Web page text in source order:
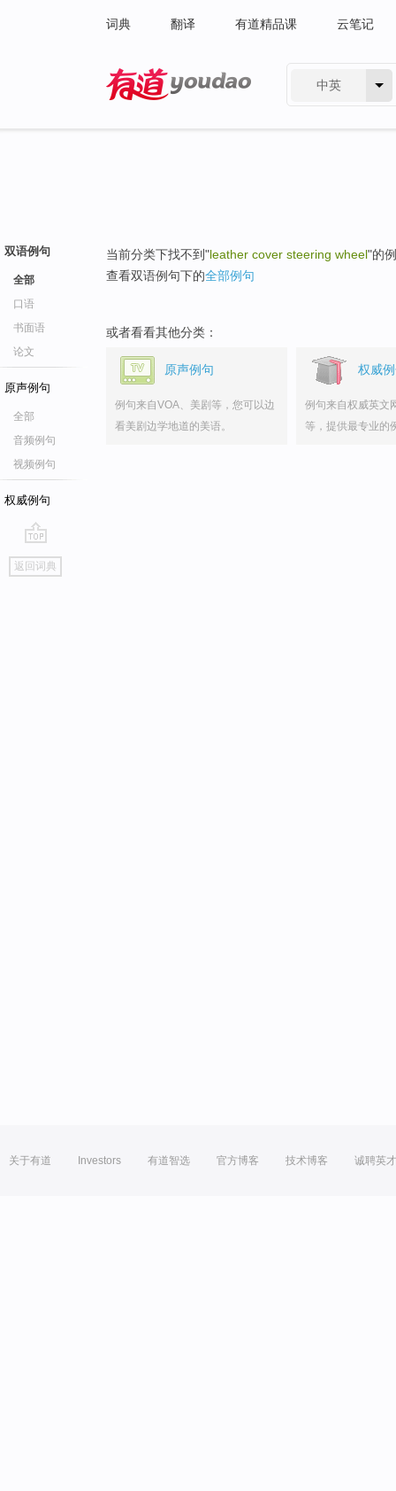
词典 翻译 有道精品课 云笔记
中英
双语例句
全部
口语
书面语
论文
原声例句
全部
音频例句
视频例句
权威例句
go
top
返回词典
当前分类下找不到"leather cover steering wheel"的
查看双语例句下的全部例句
或者看看其他分类：
原声例句
例句来自VOA、美剧等，您可以边
看美剧边学地道的美语。
权威
例句来自权威英文
等，提供最专业的
关于有道 Investors 有道智选 官方博客 技术博客 诚聘英才